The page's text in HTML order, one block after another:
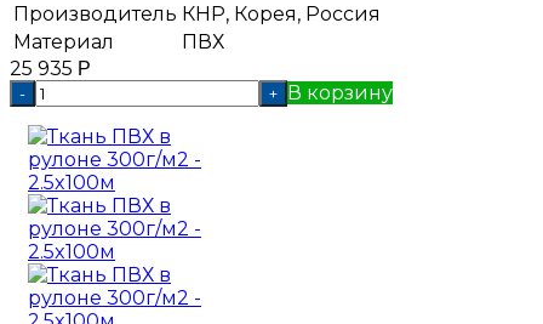
Производитель КНР, Корея, Россия
Материал
ПВХ
25 935 Р
- + В корзину